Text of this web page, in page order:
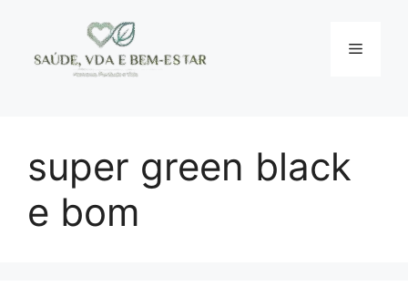
Menu
super green black
e bom